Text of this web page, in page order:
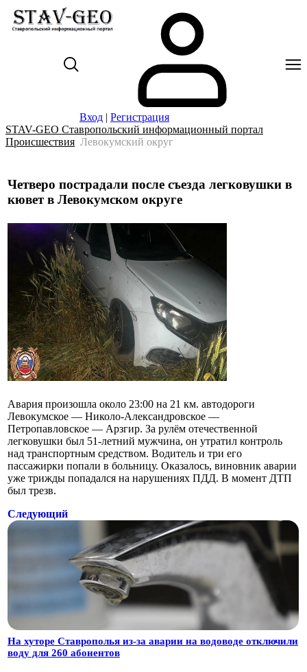
Вход | Регистрация
STAV-GEO Ставропольский информационный портал
Происшествия Левокумский округ
Четверо пострадали после съезда легковушки в
кювет в Левокумском округе
Авария произошла около 23:00 на 21 км. автодороги
Левокумское — Николо-Александровское —
Петропавловское — Арзгир. За рулём отечественной
легковушки был 51-летний мужчина, он утратил контроль
над транспортным средством. Водитель и три его
пассажирки попали в больницу. Оказалось, виновник аварии
уже трижды попадался на нарушениях ПДД. В момент ДТП
был трезв.
Следующий
На хуторе Ставрополья из-за аварии на водоводе отключили
воду для 260 абонентов